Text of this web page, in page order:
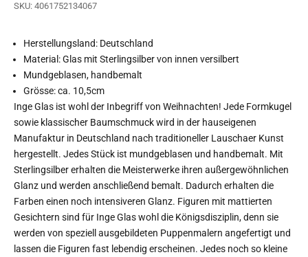
SKU: 4061752134067
Herstellungsland: Deutschland
Material: Glas mit Sterlingsilber von innen versilbert
Mundgeblasen, handbemalt
Grösse: ca. 10,5cm
Inge Glas ist wohl der Inbegriff von Weihnachten! Jede Formkugel
sowie klassischer Baumschmuck wird in der hauseigenen
Manufaktur in Deutschland nach traditioneller Lauschaer Kunst
hergestellt. Jedes Stück ist mundgeblasen und handbemalt. Mit
Sterlingsilber erhalten die Meisterwerke ihren außergewöhnlichen
Glanz und werden anschließend bemalt. Dadurch erhalten die
Farben einen noch intensiveren Glanz. Figuren mit mattierten
Gesichtern sind für Inge Glas wohl die Königsdisziplin, denn sie
werden von speziell ausgebildeten Puppenmalern angefertigt und
lassen die Figuren fast lebendig erscheinen. Jedes noch so kleine